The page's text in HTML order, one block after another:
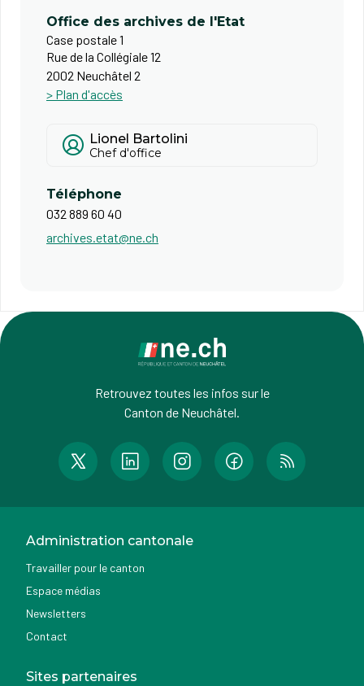
Office des archives de l'Etat
Case postale 1
Rue de la Collégiale 12
2002 Neuchâtel 2
> Plan d'accès
Lionel Bartolini
Chef d'office
Téléphone
032 889 60 40
archives.etat@ne.ch
Retrouvez toutes les infos sur le
Canton de Neuchâtel.
Administration cantonale
Travailler pour le canton
Espace médias
Newsletters
Contact
Sites partenaires